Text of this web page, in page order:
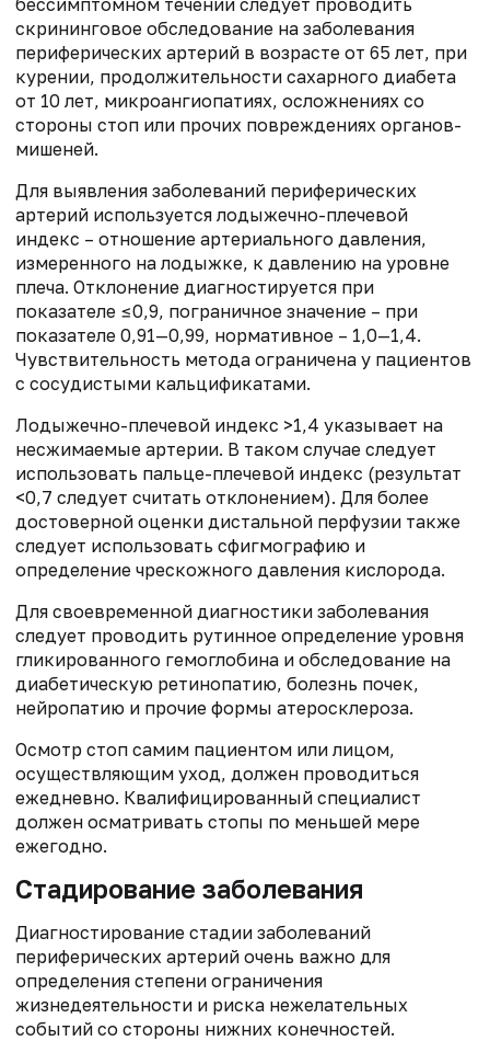
скрининговое обследование на заболевания
периферических артерий в возрасте от 65 лет, при
курении, продолжительности сахарного диабета
от 10 лет, микроангиопатиях, осложнениях со
стороны стоп или прочих повреждениях органов-
мишеней.
Для выявления заболеваний периферических
артерий используется лодыжечно-плечевой
индекс – отношение артериального давления,
измеренного на лодыжке, к давлению на уровне
плеча. Отклонение диагностируется при
показателе ≤0,9, пограничное значение – при
показателе 0,91—0,99, нормативное – 1,0—1,4.
Чувствительность метода ограничена у пациентов
с сосудистыми кальцификатами.
Лодыжечно-плечевой индекс >1,4 указывает на
несжимаемые артерии. В таком случае следует
использовать пальце-плечевой индекс (результат
<0,7 следует считать отклонением). Для более
достоверной оценки дистальной перфузии также
следует использовать сфигмографию и
определение чрескожного давления кислорода.
Для своевременной диагностики заболевания
следует проводить рутинное определение уровня
гликированного гемоглобина и обследование на
диабетическую ретинопатию, болезнь почек,
нейропатию и прочие формы атеросклероза.
Осмотр стоп самим пациентом или лицом,
осуществляющим уход, должен проводиться
ежедневно. Квалифицированный специалист
должен осматривать стопы по меньшей мере
ежегодно.
Стадирование заболевания
Диагностирование стадии заболеваний
периферических артерий очень важно для
определения степени ограничения
жизнедеятельности и риска нежелательных
событий со стороны нижних конечностей.